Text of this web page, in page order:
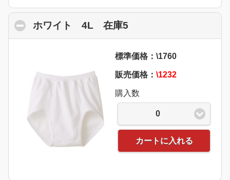
ホワイト 4L 在庫5
標準価格：\1760
販売価格： \1232
購入数
0
カートに入れる